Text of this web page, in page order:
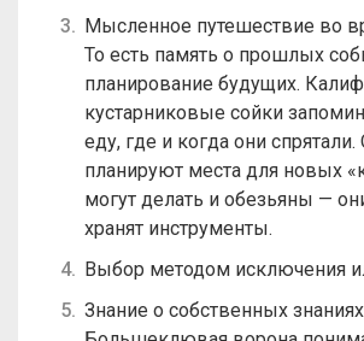
Мысленное путешествие во
То есть память о прошлых
планирование будущих.
кустарниковые сойки
еду, где и когда они спрятали.
планируют места для новых
могут делать и обезьяны —
хранят инструменты.
Выбор методом исключения
Знание о собственных